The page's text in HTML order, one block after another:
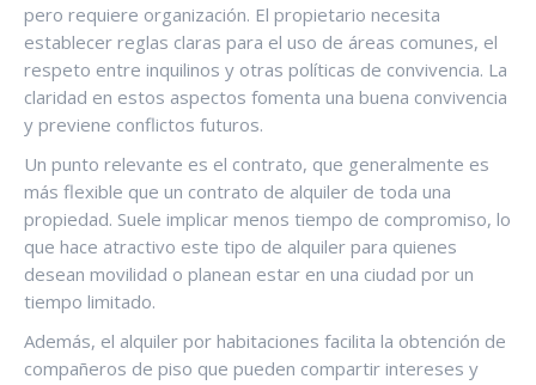
pero requiere organización. El propietario necesita
establecer reglas claras para el uso de áreas comunes, el
respeto entre inquilinos y otras políticas de convivencia. La
claridad en estos aspectos fomenta una buena convivencia
y previene conflictos futuros.
Un punto relevante es el contrato, que generalmente es
más flexible que un contrato de alquiler de toda una
propiedad. Suele implicar menos tiempo de compromiso, lo
que hace atractivo este tipo de alquiler para quienes
desean movilidad o planean estar en una ciudad por un
tiempo limitado.
Además, el alquiler por habitaciones facilita la obtención de
compañeros de piso que pueden compartir intereses y